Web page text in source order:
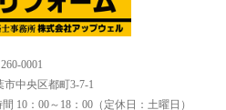
0001
市中央区都町3-7-1
10：00～18：00（定休日：土曜日）